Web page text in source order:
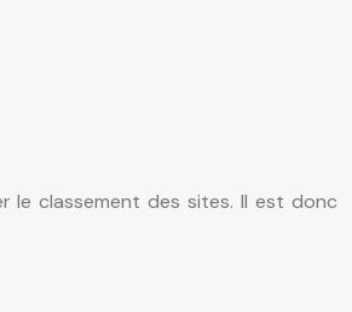
le classement des sites. Il est donc